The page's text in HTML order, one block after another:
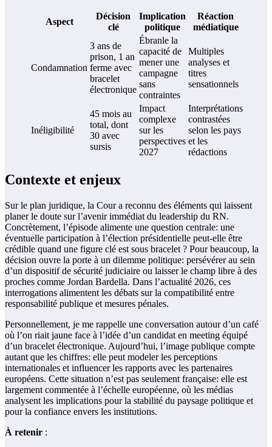
Aspect
Décision
clé
Implication
politique
Réaction
médiatique
Condamnation
3 ans de
prison, 1 an
ferme avec
bracelet
électronique
Ébranle la
capacité de
mener une
campagne
sans
contraintes
Multiples
analyses et
titres
sensationnels
Inéligibilité
45 mois au
total, dont
30 avec
sursis
Impact
complexe
sur les
perspectives
2027
Interprétations
contrastées
selon les pays
et les
rédactions
Contexte et enjeux
Sur le plan juridique, la Cour a reconnu des éléments qui laissent
planer le doute sur l’avenir immédiat du leadership du RN.
Concrètement, l’épisode alimente une question centrale: une
éventuelle participation à l’élection présidentielle peut-elle être
crédible quand une figure clé est sous bracelet ? Pour beaucoup, la
décision ouvre la porte à un dilemme politique: persévérer au sein
d’un dispositif de sécurité judiciaire ou laisser le champ libre à des
proches comme Jordan Bardella. Dans l’actualité 2026, ces
interrogations alimentent les débats sur la compatibilité entre
responsabilité publique et mesures pénales.
Personnellement, je me rappelle une conversation autour d’un café
où l’on riait jaune face à l’idée d’un candidat en meeting équipé
d’un bracelet électronique. Aujourd’hui, l’image publique compte
autant que les chiffres: elle peut modeler les perceptions
internationales et influencer les rapports avec les partenaires
européens. Cette situation n’est pas seulement française: elle est
largement commentée à l’échelle européenne, où les médias
analysent les implications pour la stabilité du paysage politique et
pour la confiance envers les institutions.
À retenir :